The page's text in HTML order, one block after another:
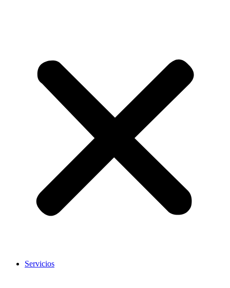
Servicios